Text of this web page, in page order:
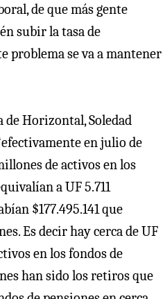
de que más gente
subir la tasa de
problema se va a mantener
de Horizontal, Soledad
en julio de
de activos en los
a UF 5.711
$177.495.141 que
Es decir hay cerca de UF
en los fondos de
han sido los retiros que